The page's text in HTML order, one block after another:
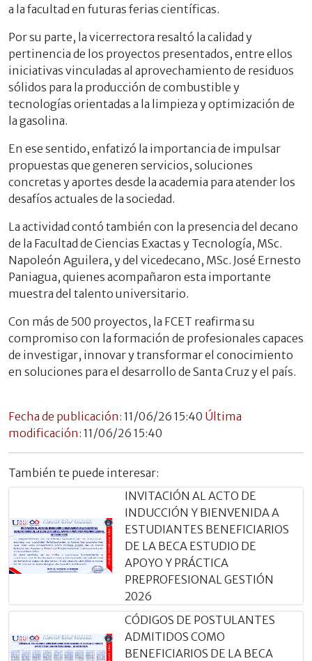
a la facultad en futuras ferias científicas.
Por su parte, la vicerrectora resaltó la calidad y
pertinencia de los proyectos presentados, entre ellos
iniciativas vinculadas al aprovechamiento de residuos
sólidos para la producción de combustible y
tecnologías orientadas a la limpieza y optimización de
la gasolina.
En ese sentido, enfatizó la importancia de impulsar
propuestas que generen servicios, soluciones
concretas y aportes desde la academia para atender los
desafíos actuales de la sociedad.
La actividad contó también con la presencia del decano
de la Facultad de Ciencias Exactas y Tecnología, MSc.
Napoleón Aguilera, y del vicedecano, MSc. José Ernesto
Paniagua, quienes acompañaron esta importante
muestra del talento universitario.
Con más de 500 proyectos, la FCET reafirma su
compromiso con la formación de profesionales capaces
de investigar, innovar y transformar el conocimiento
en soluciones para el desarrollo de Santa Cruz y el país.
Fecha de publicación: 11/06/26 15:40 Última
modificación: 11/06/26 15:40
También te puede interesar:
INVITACIÓN AL ACTO DE
INDUCCIÓN Y BIENVENIDA A
ESTUDIANTES BENEFICIARIOS
DE LA BECA ESTUDIO DE
APOYO Y PRÁCTICA
PREPROFESIONAL GESTIÓN
2026
CÓDIGOS DE POSTULANTES
ADMITIDOS COMO
BENEFICIARIOS DE LA BECA